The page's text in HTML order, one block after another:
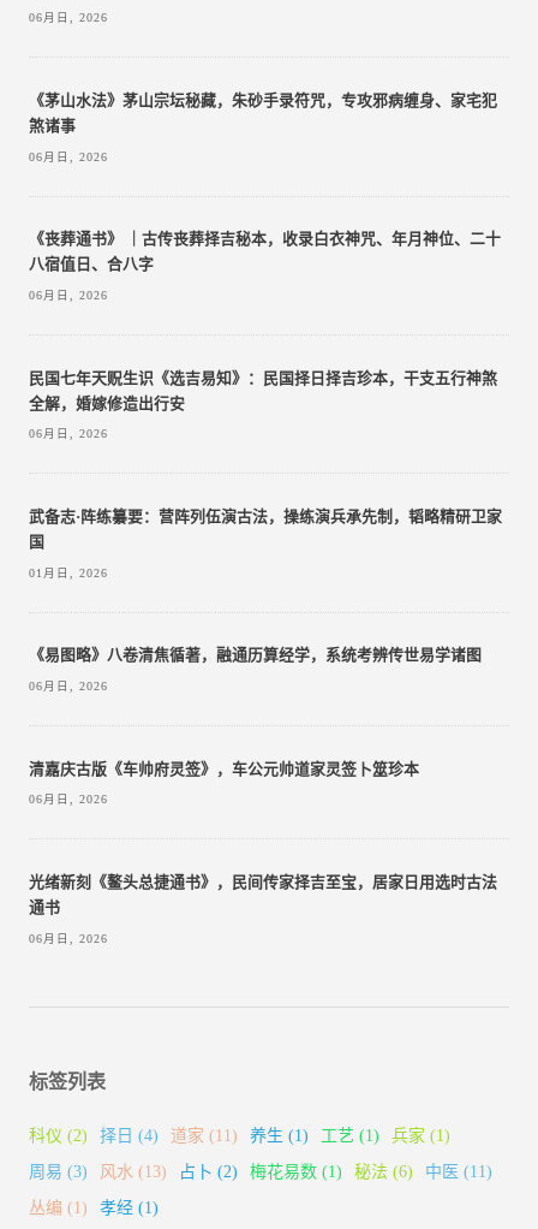
06月日, 2026
《茅山水法》茅山宗坛秘藏，朱砂手录符咒，专攻邪病缠身、家宅犯
煞诸事
06月日, 2026
《丧葬通书》 ｜古传丧葬择吉秘本，收录白衣神咒、年月神位、二十
八宿值日、合八字
06月日, 2026
民国七年天贶生识《选吉易知》：民国择日择吉珍本，干支五行神煞
全解，婚嫁修造出行安
06月日, 2026
武备志·阵练纂要：营阵列伍演古法，操练演兵承先制，韬略精研卫家
国
01月日, 2026
《易图略》八卷清焦循著，融通历算经学，系统考辨传世易学诸图
06月日, 2026
清嘉庆古版《车帅府灵签》，车公元帅道家灵签卜筮珍本
06月日, 2026
光绪新刻《鳌头总捷通书》，民间传家择吉至宝，居家日用选时古法
通书
06月日, 2026
标签列表
科仪 (2) 择日 (4) 道家 (11) 养生 (1) 工艺 (1) 兵家 (1)
周易 (3) 风水 (13) 占卜 (2) 梅花易数 (1) 秘法 (6) 中医 (11)
丛编 (1) 孝经 (1)